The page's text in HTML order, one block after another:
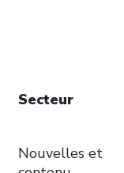
Secteur
Nouvelles et